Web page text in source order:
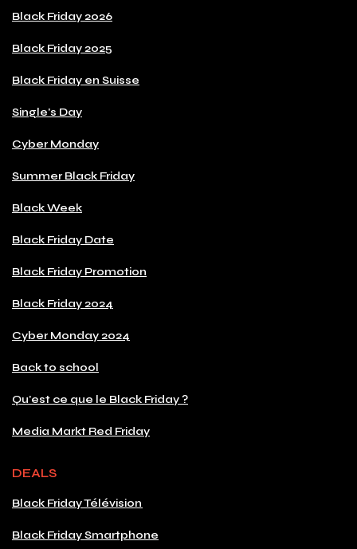
Black Friday 2026
Black Friday 2025
Black Friday en Suisse
Single's Day
Cyber Monday
Summer Black Friday
Black Week
Black Friday Date
Black Friday Promotion
Black Friday 2024
Cyber Monday 2024
Back to school
Qu'est ce que le Black Friday ?
Media Markt Red Friday
DEALS
Black Friday Télévision
Black Friday Smartphone